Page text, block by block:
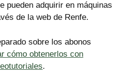
pueden adquirir en máquinas
de la web de Renfe.
sobre los abonos
cómo obtenerlos con
.